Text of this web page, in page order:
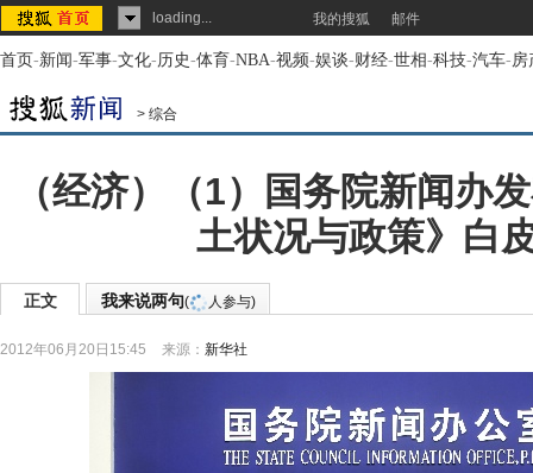
loading... 我的搜狐 邮件
首页-新闻-军事-文化-历史-体育-NBA-视频-娱谈-财经-世相-科技-汽车-房
> 综合
（经济）（1）国务院新闻办
土状况与政策》白
正文 我来说两句( 人参与)
2012年06月20日15:45 来源： 新华社